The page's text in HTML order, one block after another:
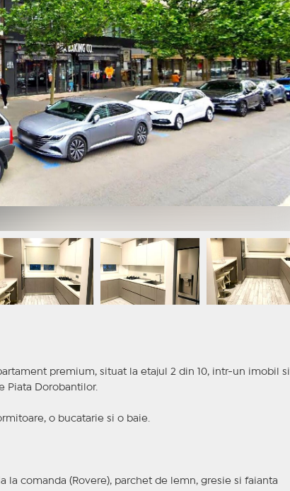
premium, situat la etajul 2 din 10, intr-un imobil
Piata Dorobantilor.
o bucatarie si o baie.
comanda (Rovere), parchet de lemn, gresie si faianta